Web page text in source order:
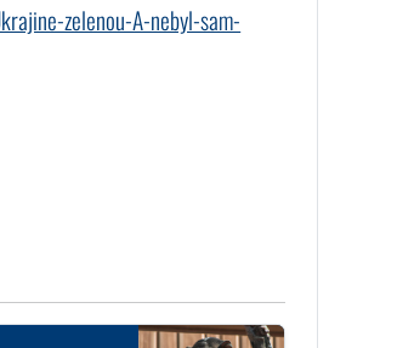
zelenou-A-nebyl-sam-